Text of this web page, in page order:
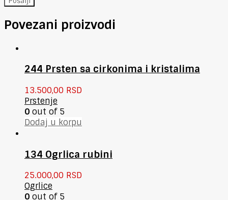
Povezani proizvodi
244 Prsten sa cirkonima i kristalima
13.500,00 RSD
Prstenje
0 out of 5
Dodaj u korpu
134 Ogrlica rubini
25.000,00 RSD
Ogrlice
0 out of 5